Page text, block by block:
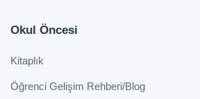
Okul Öncesi
Kitaplık
Öğrenci Gelişim Rehberi/Blog